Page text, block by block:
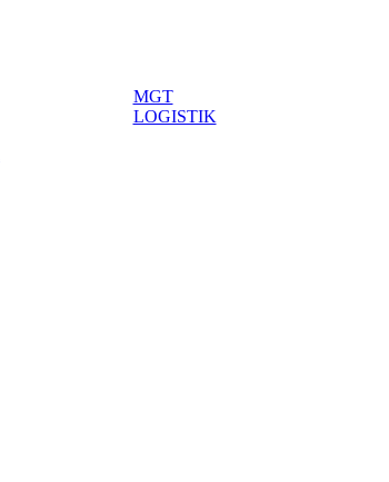
MGT
LOGISTIK